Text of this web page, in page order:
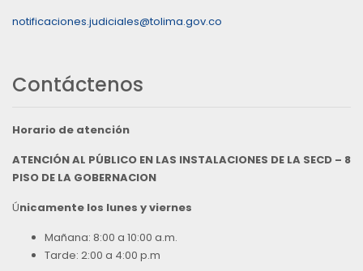
notificaciones.judiciales@tolima.gov.co
Contáctenos
Horario de atención
ATENCIÓN AL PÚBLICO EN LAS INSTALACIONES DE LA SECD – 8
PISO DE LA GOBERNACION
Únicamente los lunes y viernes
Mañana: 8:00 a 10:00 a.m.
Tarde: 2:00 a 4:00 p.m